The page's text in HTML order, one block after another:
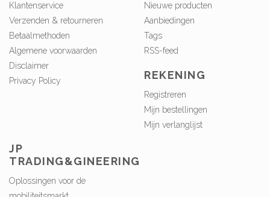
Klantenservice
Verzenden & retourneren
Betaalmethoden
Algemene voorwaarden
Disclaimer
Privacy Policy
Nieuwe producten
Aanbiedingen
Tags
RSS-feed
REKENING
Registreren
Mijn bestellingen
Mijn verlanglijst
JP
TRADING&GINEERING
Oplossingen voor de